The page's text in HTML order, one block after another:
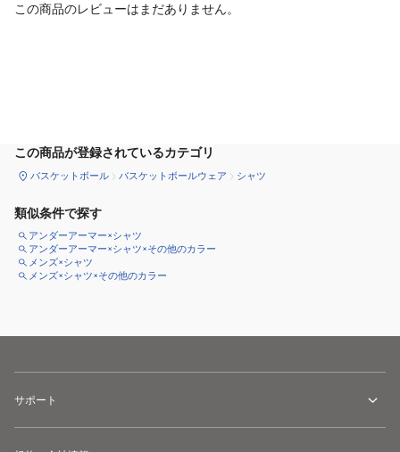
この商品のレビューはまだありません。
この商品が登録されているカテゴリ
バスケットボール バスケットボールウェア シャツ
類似条件で探す
アンダーアーマー×シャツ
アンダーアーマー×シャツ×その他のカラー
メンズ×シャツ
メンズ×シャツ×その他のカラー
サポート